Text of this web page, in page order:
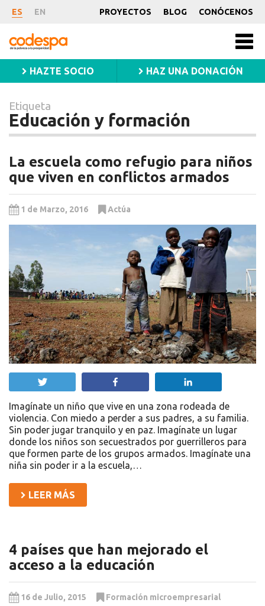
Etiqueta
Educación
y
formación
ES EN PROYECTOS BLOG CONÓCENOS
CODESPA
HAZTE SOCIO HAZ UNA DONACIÓN
Etiqueta
Educación y formación
La escuela como refugio para niños
que viven en conflictos armados
1 de Marzo, 2016 Actúa
Imagínate un niño que vive en una zona rodeada de
violencia. Con miedo a perder a sus padres, a su familia.
Sin poder jugar tranquilo y en paz. Imagínate un lugar
donde los niños son secuestrados por guerrilleros para
que formen parte de los grupos armados. Imagínate una
niña sin poder ir a la escuela,…
LEER MÁS
4 países que han mejorado el
acceso a la educación
16 de Julio, 2015 Formación microempresarial